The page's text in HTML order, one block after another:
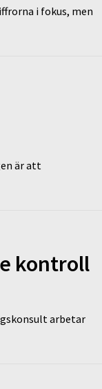
i fokus, men
är att
kontroll
arbetar